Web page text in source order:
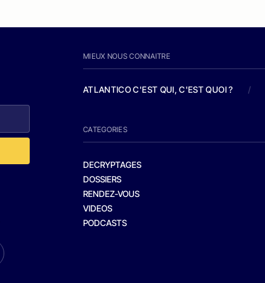
MIEUX NOUS CONNAITRE
ATLANTICO C'EST QUI, C'EST QUOI ? /
CATEGORIES
DECRYPTAGES
DOSSIERS
RENDEZ-VOUS
VIDEOS
PODCASTS